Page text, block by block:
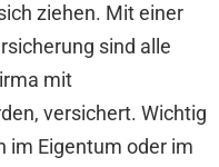
ziehen. Mit einer
sind alle
mit
versichert. Wichtig
im Eigentum oder im